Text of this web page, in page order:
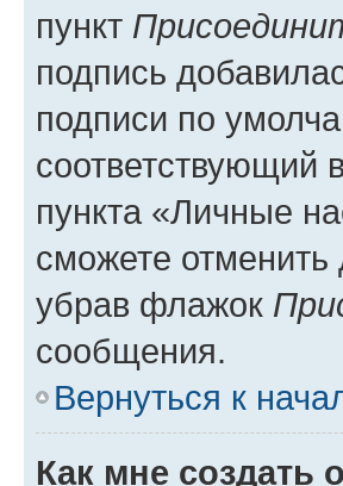
пункт
подпись
подписи по
соответствующий
пункта «Личные
сможете
убрав флажок
сообщения.
Вернуться к
Как мне создать